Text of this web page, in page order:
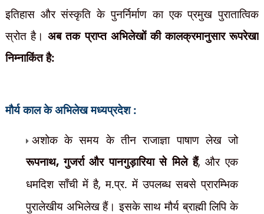
इतिहास और संस्कृति के पुनर्निर्माण का एक प्रमुख पुरातात्विक
स्रोत है।अब तक प्राप्त अभिलेखों की कालक्रमानुसार रूपरेखा
निम्नाकिंत है:
मौर्य काल के अभिलेख मध्यप्रदेश :
अशोक के समय के तीन राजाज्ञा पाषाण लेख जो
रूपनाथ,गुजर्रा और पानगुड़ारिया से मिले हैं,और एक
धमदिश साँची में है,म.प्र. में उपलब्ध सबसे प्रारम्भिक
पुरालेखीय अभिलेख हैं। इसके साथ मौर्य ब्राह्मी लिपि के